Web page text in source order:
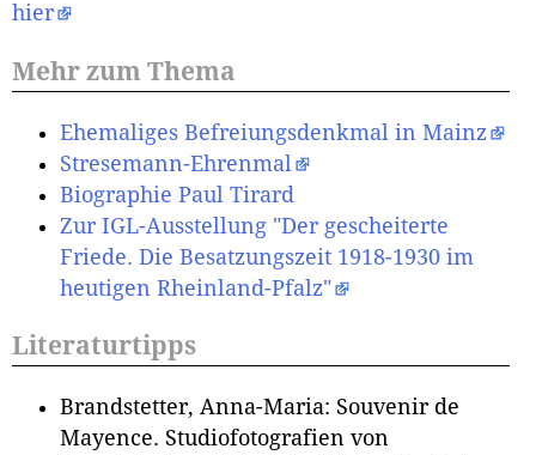
hier
Mehr zum Thema
Ehemaliges Befreiungsdenkmal in Mainz
Stresemann-Ehrenmal
Biographie Paul Tirard
Zur IGL-Ausstellung "Der gescheiterte
Friede. Die Besatzungszeit 1918-1930 im
heutigen Rheinland-Pfalz"
Literaturtipps
Brandstetter, Anna-Maria: Souvenir de
Mayence. Studiofotografien von